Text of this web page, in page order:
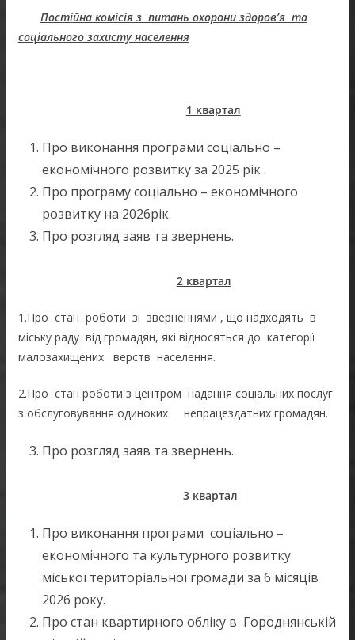
Постійна комісія з питань охорони здоров’я та
соціального захисту населення
1 квартал
Про виконання програми соціально –
економічного розвитку за 2025 рік .
Про програму соціально – економічного
розвитку на 2026рік.
Про розгляд заяв та звернень.
2 квартал
1.Про стан роботи зі зверненнями , що надходять в
міську раду від громадян, які відносяться до категорії
малозахищених верств населення.
2.Про стан роботи з центром надання соціальних послуг
з обслуговування одиноких непрацездатних громадян.
Про розгляд заяв та звернень.
3 квартал
Про виконання програми соціально –
економічного та культурного розвитку
міської територіальної громади за 6 місяців
2026 року.
Про стан квартирного обліку в Городнянській